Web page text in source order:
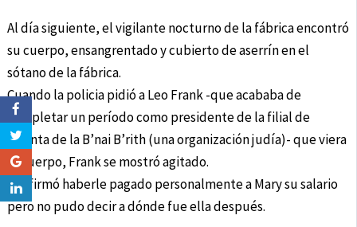
Al día siguiente, el vigilante nocturno de la fábrica encontró
su cuerpo, ensangrentado y cubierto de aserrín en el
sótano de la fábrica.
Cuando la policia pidió a Leo Frank -que acababa de
completar un período como presidente de la filial de
Atlanta de la B’nai B’rith (una organización judía)- que viera
el cuerpo, Frank se mostró agitado.
Confirmó haberle pagado personalmente a Mary su salario
pero no pudo decir a dónde fue ella después.